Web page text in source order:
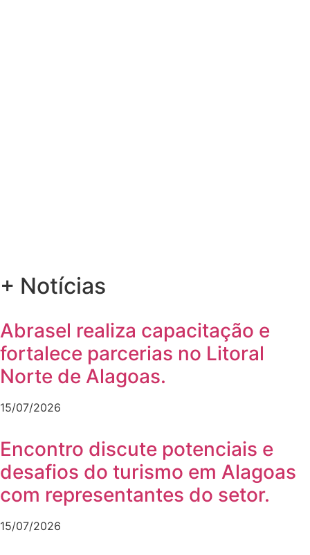
+ Notícias
Abrasel realiza capacitação e
fortalece parcerias no Litoral
Norte de Alagoas.
15/07/2026
Encontro discute potenciais e
desafios do turismo em Alagoas
com representantes do setor.
15/07/2026